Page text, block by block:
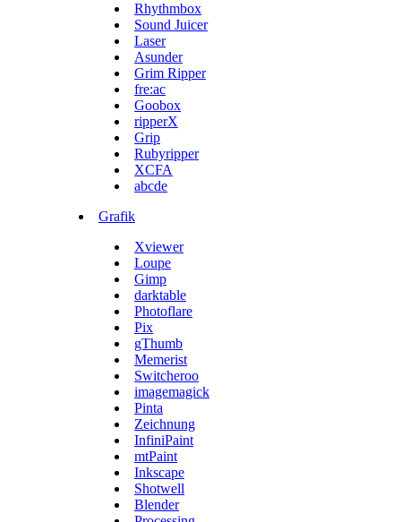
Rhythmbox
Sound Juicer
Laser
Asunder
Grim Ripper
fre:ac
Goobox
ripperX
Grip
Rubyripper
XCFA
abcde
Grafik
Xviewer
Loupe
Gimp
darktable
Photoflare
Pix
gThumb
Memerist
Switcheroo
imagemagick
Pinta
Zeichnung
InfiniPaint
mtPaint
Inkscape
Shotwell
Blender